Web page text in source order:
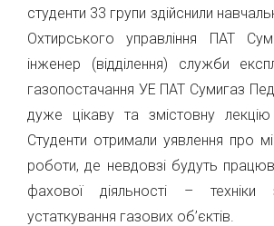
студенти 33 групи здійснили
Охтирського управління ПАТ
інженер (відділення) служби
газопостачання УЕ ПАТ Сумигаз
дуже цікаву та змістовну лекцію
Студенти отримали уявлення про
роботи, де невдовзі будуть
фахової діяльності – техніки
устаткування газових об’єктів.